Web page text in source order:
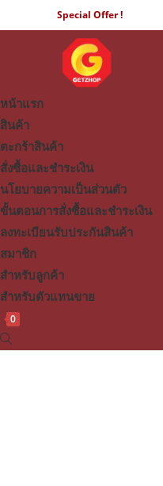
to
Special Offer !
หน้าแรก
สินค้า
ตะกร้าสินค้า
สั่งซื้อและชำระเงิน
นโยบายความเป็นส่วนตัว
ขั้นตอนการสั่งซื้อและชำระเงิน
ลงทะเบียนรับประกันสินค้า
สมาชิก
สำหรับลูกค้า
สำหรับตัวแทนขาย
0
Toggle